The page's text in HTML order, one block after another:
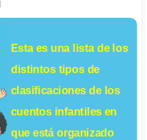
Esta es una lista de los
distintos tipos de
clasificaciones de los
cuentos infantilesen
que está organizado